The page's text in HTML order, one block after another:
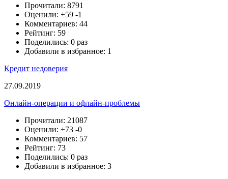
Прочитали: 8791
Оценили: +59 -1
Комментариев: 44
Рейтинг: 59
Поделились: 0 раз
Добавили в избранное: 1
Кредит недоверия
27.09.2019
Онлайн-операции и офлайн-проблемы
Прочитали: 21087
Оценили: +73 -0
Комментариев: 57
Рейтинг: 73
Поделились: 0 раз
Добавили в избранное: 3